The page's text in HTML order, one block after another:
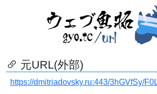
元URL(外部)
https://dmitriadovsky.ru:443/3hGVfSy/